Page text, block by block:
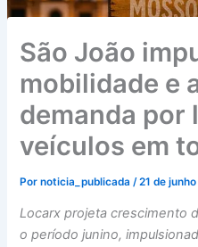
São João
mobilidade e
demanda por
veículos em
Pornoticia_publicada /21 de
Locarx projeta crescimento
o período junino,